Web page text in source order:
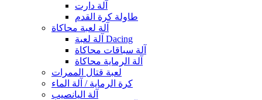
آلة دارت
طاولة كرة القدم
آلة لعبة محاكاة
آلة لعبة Dacing
آلة سباقات محاكاة
آلة الرماية محاكاة
لعبة قتال الممرات
كرة الرماية / آلة الماء
آلة اليانصيب